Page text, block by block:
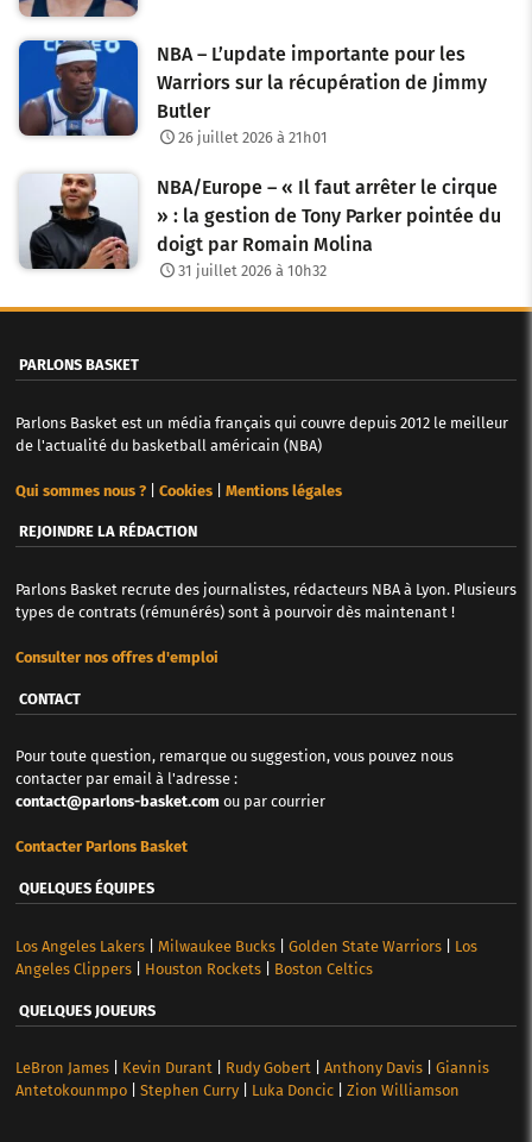
NBA – L’update importante pour les
Warriors sur la récupération de Jimmy
Butler
26 juillet 2026 à 21h01
NBA/Europe – « Il faut arrêter le cirque
» : la gestion de Tony Parker pointée du
doigt par Romain Molina
31 juillet 2026 à 10h32
PARLONS BASKET
Parlons Basket est un média français qui couvre depuis 2012 le meilleur
de l'actualité du basketball américain (NBA)
Qui sommes nous ?| Cookies| Mentions légales
REJOINDRE LA RÉDACTION
Parlons Basket recrute des journalistes, rédacteurs NBA à Lyon. Plusieurs
types de contrats (rémunérés) sont à pourvoir dès maintenant !
Consulter nos offres d'emploi
CONTACT
Pour toute question, remarque ou suggestion, vous pouvez nous
contacter par email à l'adresse :
contact@parlons-basket.com ou par courrier
Contacter Parlons Basket
QUELQUES ÉQUIPES
Los Angeles Lakers| Milwaukee Bucks| Golden State Warriors| Los
Angeles Clippers| Houston Rockets| Boston Celtics
QUELQUES JOUEURS
LeBron James| Kevin Durant| Rudy Gobert| Anthony Davis| Giannis
Antetokounmpo| Stephen Curry| Luka Doncic| Zion Williamson